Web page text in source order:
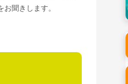
聞きします。